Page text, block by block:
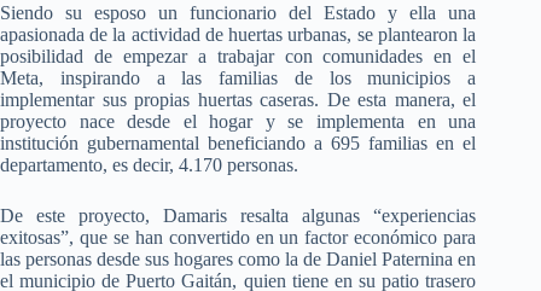
Siendo su esposo un funcionario del Estado y ella una
apasionada de la actividad de huertas urbanas, se plantearon la
posibilidad de empezar a trabajar con comunidades en el
Meta, inspirando a las familias de los municipios a
implementar sus propias huertas caseras. De esta manera, el
proyecto nace desde el hogar y se implementa en una
institución gubernamental beneficiando a 695 familias en el
departamento, es decir, 4.170 personas.
De este proyecto, Damaris resalta algunas “experiencias
exitosas”, que se han convertido en un factor económico para
las personas desde sus hogares como la de Daniel Paternina en
el municipio de Puerto Gaitán, quien tiene en su patio trasero